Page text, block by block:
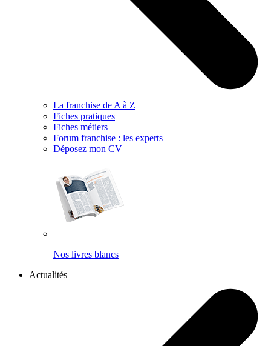
La franchise de A à Z
Fiches pratiques
Fiches métiers
Forum franchise : les experts
Déposez mon CV
Nos livres blancs
Actualités